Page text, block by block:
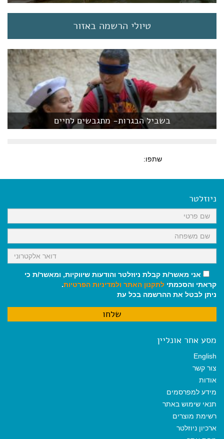
טיולי הרשמה באזור
בשביל הבגרות- מתגבשים לחיים
שתפו:
ניוזלטר
אני מאשר/ת קבלת ניוזלטר והודעות שיווקיות, ומאשר/ת כי
קראתי והסכמתי לתקנון האתר ולמדיניות הפרטיות.
ניתן לבטל את ההרשמה בכל עת
מסע אחר אונליין
English
צור קשר
אודות
מידע למפרסמים
תנאי שימוש באתר
רשימת מוצרים
ארכיון ניוזלטר